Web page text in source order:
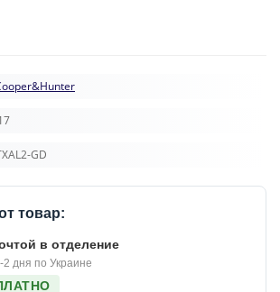
GD
товар:
в отделение
2 дня по Украине